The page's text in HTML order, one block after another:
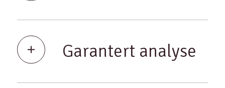
Garantert analyse